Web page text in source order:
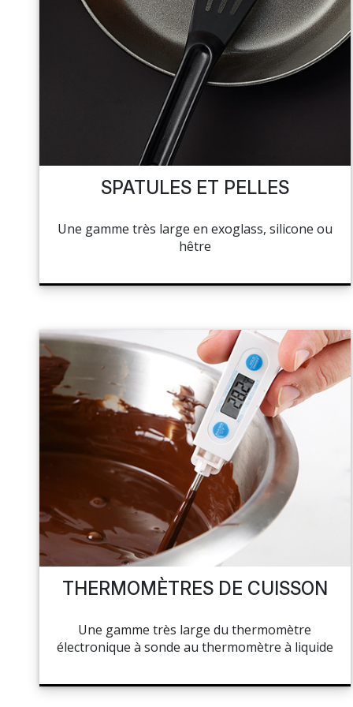
SPATULES ET PELLES
Une gamme très large en exoglass, silicone ou
hêtre
THERMOMÈTRES DE CUISSON
Une gamme très large du thermomètre
électronique à sonde au thermomètre à liquide